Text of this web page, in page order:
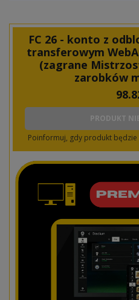
FC 26 - konto z
transferowym
(zagrane
zarobków
PRODUKT
Poinformuj, gdy produkt będzie